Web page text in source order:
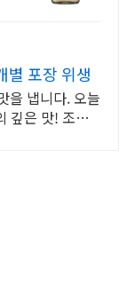
별 포장 위생
을 냅니다. 오늘
깊은 맛! 조미